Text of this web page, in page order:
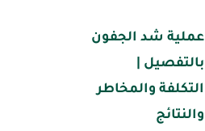
عملية شد الجفون
بالتفصيل |
التكلفة والمخاطر
والنتائج